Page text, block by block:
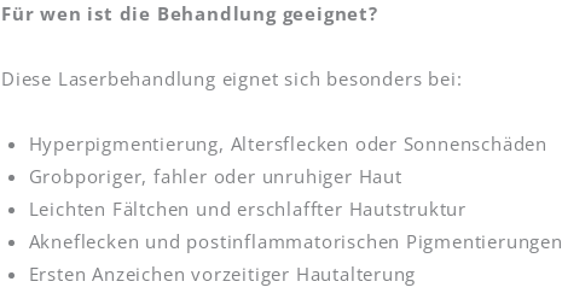
Für wen ist die Behandlung geeignet?
Diese Laserbehandlung eignet sich besonders bei:
Hyperpigmentierung, Altersflecken oder Sonnenschäden
Grobporiger, fahler oder unruhiger Haut
Leichten Fältchen und erschlaffter Hautstruktur
Akneflecken und postinflammatorischen Pigmentierungen
Ersten Anzeichen vorzeitiger Hautalterung